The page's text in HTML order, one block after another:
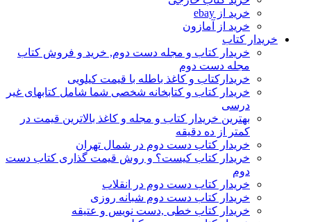
خرید از ebay
خرید از آمازون
خریدار کتاب
خریدار کتاب و مجله دست دوم, خرید و فروش کتاب
مجله دست دوم
خریدارکتاب و کاغذ باطله با قیمت کیلویی
خریدار کتاب و کتابخانه شخصی شما شامل کتابهای غیر
درسی
بهترین خریدار کتاب و مجله و کاغذ بالاترین قیمت در
کمتر از ده دقیقه
خریدار کتاب دست دوم در شمال تهران
خریدار کتاب کیست؟ و روش قیمت گذاری کتاب دست
دوم
خریدار کتاب دست دوم در انقلاب
خریدار کتاب دست دوم شبانه روزی
خریدار کتاب خطی ,دست نویس و عتیقه